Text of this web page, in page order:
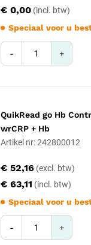
€ 0,00
Speciaal voor u
- +
QuikRead go Hb
wrCRP + Hb
Artikel nr: 242800012
€ 63,11
€ 52,16
Speciaal voor u
- +